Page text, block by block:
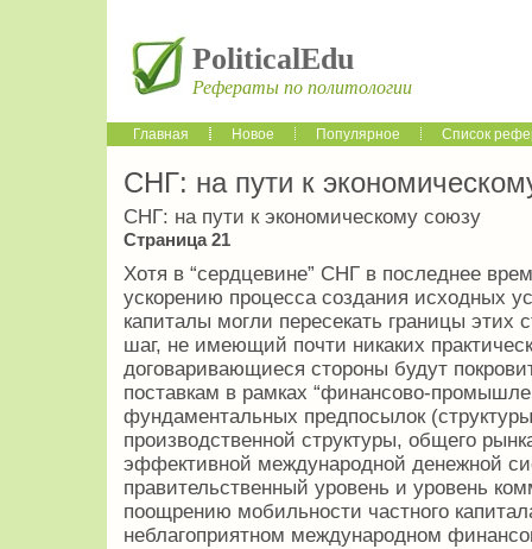
PoliticalEdu
Рефераты по политологии
Главная Новое Популярное Список
СНГ: на пути к
СНГ: на пути к экономическому союзу
Страница 21
Хотя в “сердцевине” СНГ в последнее
ускорению процесса создания исходных
капиталы могли пересекать границы этих
шаг, не имеющий почти никаких
договаривающиеся стороны будут
поставкам в рамках “финансово-
фундаментальных предпосылок
производственной структуры, общего
эффективной международной денежной
правительственный уровень и уровень
поощрению мобильности частного
неблагоприятном международном